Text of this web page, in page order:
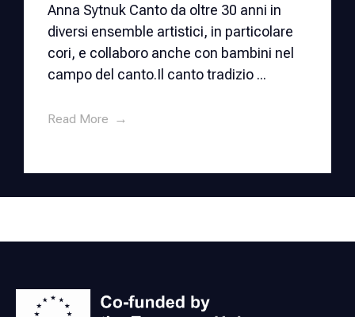
Anna Sytnuk Canto da oltre 30 anni in
diversi ensemble artistici, in particolare
cori, e collaboro anche con bambini nel
campo del canto.Il canto tradizio ...
Read More